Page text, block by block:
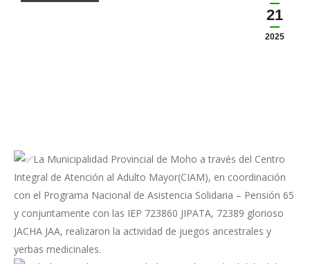
21
2025
La Municipalidad Provincial de Moho a través del Centro
Integral de Atención al Adulto Mayor(CIAM), en coordinación
con el Programa Nacional de Asistencia Solidaria – Pensión 65
y conjuntamente con las IEP 723860 JIPATA, 72389 glorioso
JACHA JAA, realizaron la actividad de juegos ancestrales y
yerbas medicinales.